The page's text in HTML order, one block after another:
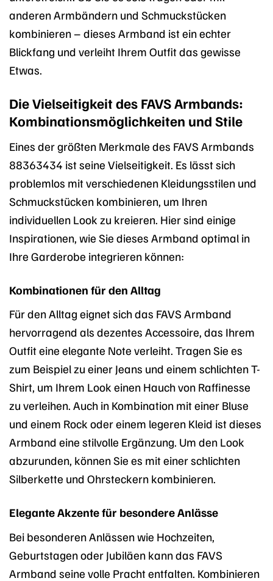
anderen Armbändern und Schmuckstücken
kombinieren – dieses Armband ist ein echter
Blickfang und verleiht Ihrem Outfit das gewisse
Etwas.
Die Vielseitigkeit des FAVS Armbands:
Kombinationsmöglichkeiten und Stile
Eines der größten Merkmale des FAVS Armbands
88363434 ist seine Vielseitigkeit. Es lässt sich
problemlos mit verschiedenen Kleidungsstilen und
Schmuckstücken kombinieren, um Ihren
individuellen Look zu kreieren. Hier sind einige
Inspirationen, wie Sie dieses Armband optimal in
Ihre Garderobe integrieren können:
Kombinationen für den Alltag
Für den Alltag eignet sich das FAVS Armband
hervorragend als dezentes Accessoire, das Ihrem
Outfit eine elegante Note verleiht. Tragen Sie es
zum Beispiel zu einer Jeans und einem schlichten T-
Shirt, um Ihrem Look einen Hauch von Raffinesse
zu verleihen. Auch in Kombination mit einer Bluse
und einem Rock oder einem legeren Kleid ist dieses
Armband eine stilvolle Ergänzung. Um den Look
abzurunden, können Sie es mit einer schlichten
Silberkette und Ohrsteckern kombinieren.
Elegante Akzente für besondere Anlässe
Bei besonderen Anlässen wie Hochzeiten,
Geburtstagen oder Jubiläen kann das FAVS
Armband seine volle Pracht entfalten. Kombinieren